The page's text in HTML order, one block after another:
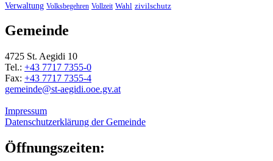
Verwaltung Volksbegehren Vollzeit Wahl zivilschutz
Gemeinde
4725 St. Aegidi 10
Tel.: +43 7717 7355-0
Fax: +43 7717 7355-4
gemeinde@st-aegidi.ooe.gv.at
Impressum
Datenschutzerklärung der Gemeinde
Öffnungszeiten: